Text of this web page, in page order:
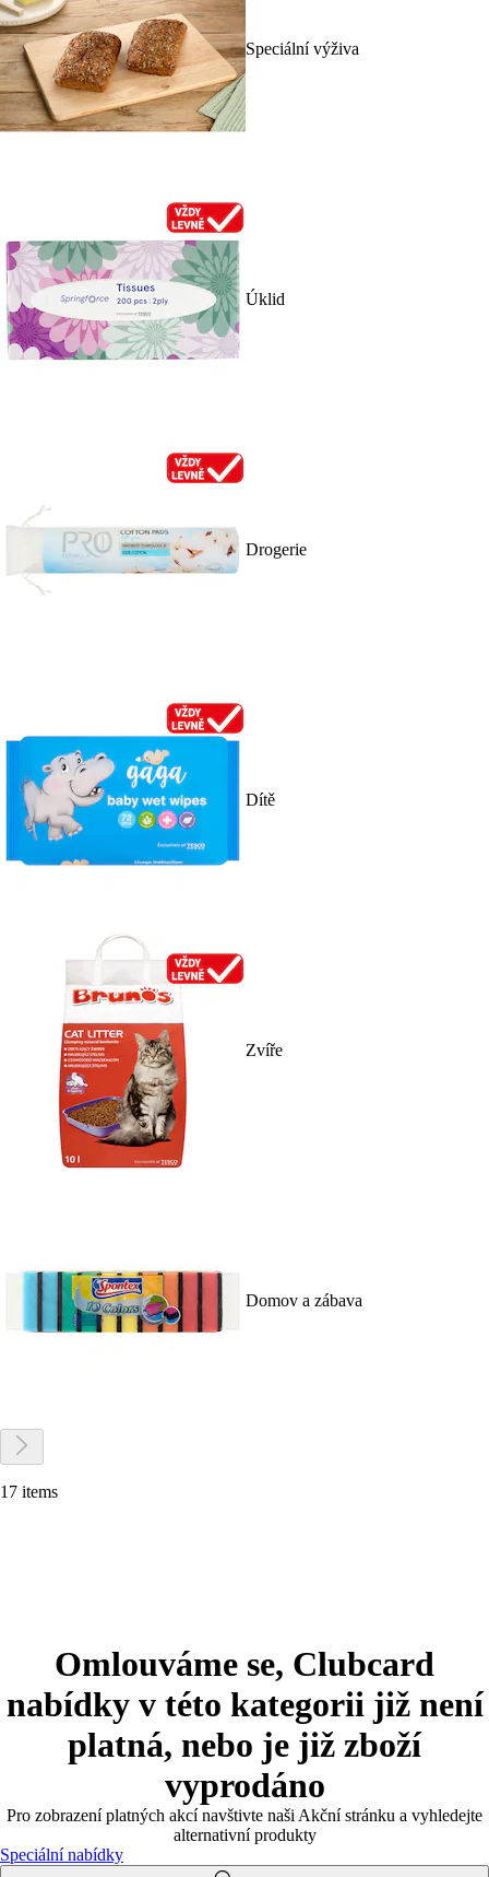
Speciální výživa
Úklid
Drogerie
Dítě
Zvíře
Domov a zábava
17 items
Omlouváme se, Clubcard
nabídky v této kategorii již není
platná, nebo je již zboží
vyprodáno
Pro zobrazení platných akcí navštivte naši Akční stránku a vyhledejte
alternativní produkty
Speciální nabídky